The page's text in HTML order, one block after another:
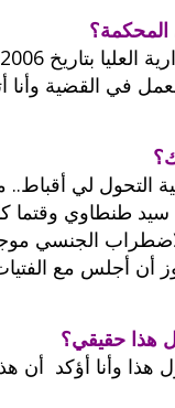
في القضية وأنا
التحول لي
طنطاوي وقتما
الجنسي
أن أجلس مع
هذا حقيقي؟
هذا وأنا أؤكد
وصفات
مع